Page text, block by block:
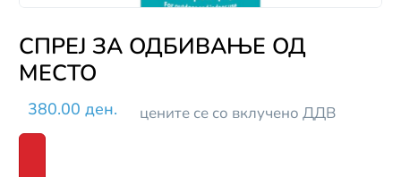
СПРЕЈ ЗА ОДБИВАЊЕ ОД
МЕСТО
380.00 ден. цените се со вклучено ДДВ